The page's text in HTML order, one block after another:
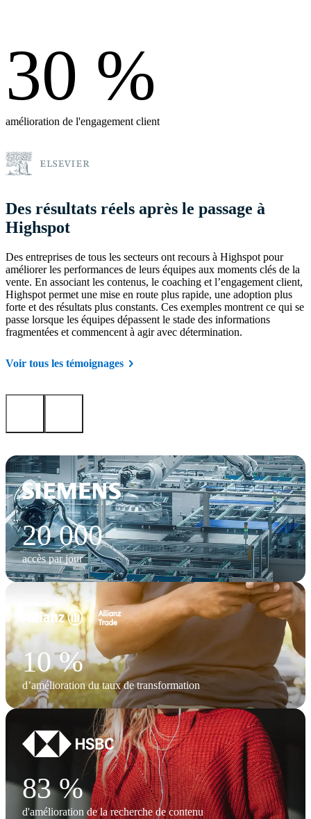
30 %
amélioration de l'engagement client
Des résultats réels après le passage à
Highspot
Des entreprises de tous les secteurs ont recours à Highspot pour
améliorer les performances de leurs équipes aux moments clés de la
vente. En associant les contenus, le coaching et l’engagement client,
Highspot permet une mise en route plus rapide, une adoption plus
forte et des résultats plus constants. Ces exemples montrent ce qui se
passe lorsque les équipes dépassent le stade des informations
fragmentées et commencent à agir avec détermination.
Voir tous les témoignages
20 000
accès par jour
10 %
d’amélioration du taux de transformation
83 %
d'amélioration de la recherche de contenu